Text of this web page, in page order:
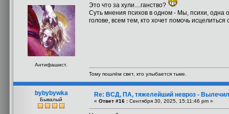
Антифашист.
Это что за хули....ганство?
Суть мнения психов в одном - Мы, психи, одна
голове, всем тем, кто хочет помочь исцелиться
Тому пошлём свет, кто улыбается тьме.
bybybywka
Бывалый
Re: ВСД, ПА, тяжелейший невроз -
« Ответ #16 : Сентября 30, 2025, 15:11:46 pm »